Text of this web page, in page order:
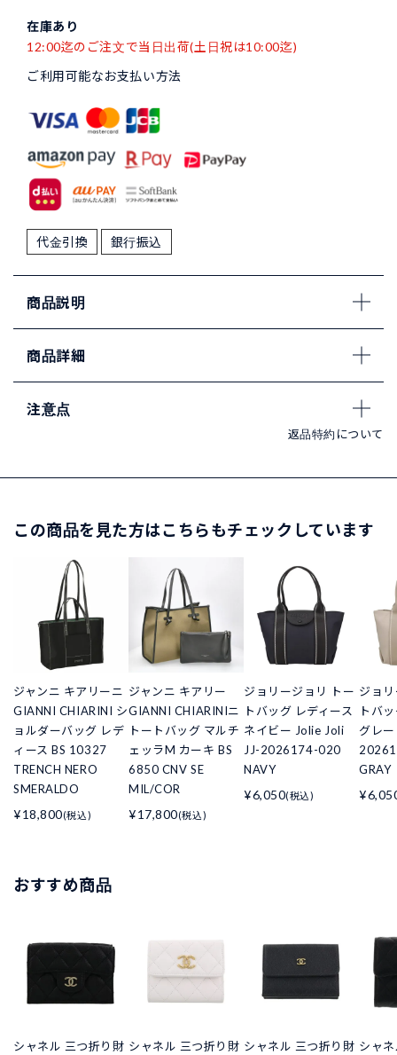
在庫あり
12:00迄のご注文で当日出荷(土日祝は10:00迄)
ご利用可能なお支払い方法
代金引換 銀行振込
商品説明
商品詳細
注意点
返品特約について
この商品を見た方はこちらもチェックしています
ジャンニ キアリーニ
GIANNI CHIARINI シ
ョルダーバッグ レデ
ィース BS 10327
TRENCH NERO
SMERALDO
¥18,800(税込)
ジャンニ キアリー
GIANNI CHIARINIニ
トートバッグ マルチ
ェッラM カーキ BS
6850 CNV SE
MIL/COR
¥17,800(税込)
ジョリージョリ トー
トバッグ レディース
ネイビー Jolie Joli
JJ-2026174-020
NAVY
¥6,050(税込)
ジョ
トバ
グレ
GRAY
おすすめ商品
シャネル 三つ折り財 シャネル 三つ折り財 シャネル 三つ折り財 シャ